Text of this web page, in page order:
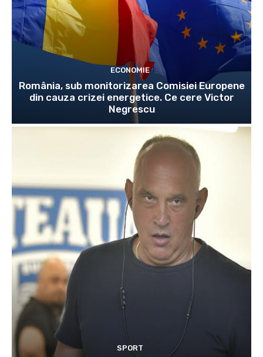
ECONOMIE
România, sub monitorizarea Comisiei Europene
din cauza crizei energetice. Ce cere Victor
Negrescu
SPORT